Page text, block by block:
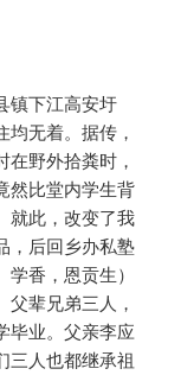
镇下江高安圩
无着。据传，
野外拾粪时，
然比堂内学生背
就此，改变了我
，后回乡办私塾
香，恩贡生）
辈兄弟三人，
毕业。父亲李应
三人也都继承祖